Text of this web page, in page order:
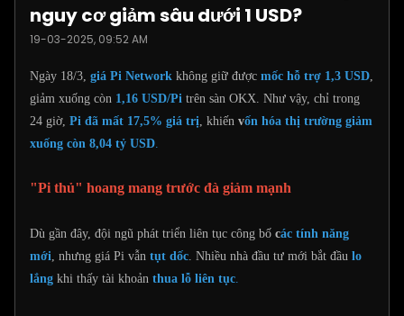
nguy cơ giảm sâu dưới 1 USD?
19-03-2025, 09:52 AM
Ngày 18/3, giá Pi Network không giữ được mốc hỗ trợ 1,3 USD,
giảm xuống còn 1,16 USD/Pi trên sàn OKX. Như vậy, chỉ trong
24 giờ, Pi đã mất 17,5% giá trị, khiến vốn hóa thị trường giảm
xuống còn 8,04 tỷ USD.
"Pi thủ" hoang mang trước đà giảm mạnh
Dù gần đây, đội ngũ phát triển liên tục công bố các tính năng
mới, nhưng giá Pi vẫn tụt dốc. Nhiều nhà đầu tư mới bắt đầu lo
lắng khi thấy tài khoản thua lỗ liên tục.